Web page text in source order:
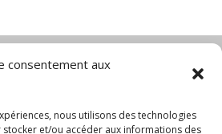
consentement aux
nous utilisons des technologies
et/ou accéder aux informations des
CGV
légales